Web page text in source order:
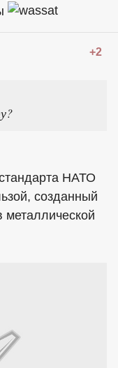
+2
НАТО
созданный
металлической